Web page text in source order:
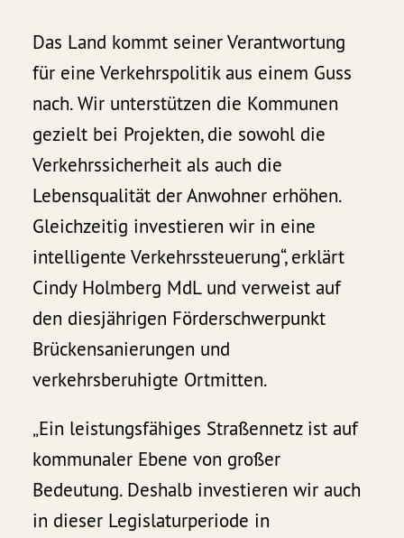
Das Land kommt seiner Verantwortung
für eine Verkehrspolitik aus einem Guss
nach. Wir unterstützen die Kommunen
gezielt bei Projekten, die sowohl die
Verkehrssicherheit als auch die
Lebensqualität der Anwohner erhöhen.
Gleichzeitig investieren wir in eine
intelligente Verkehrssteuerung“, erklärt
Cindy Holmberg MdL und verweist auf
den diesjährigen Förderschwerpunkt
Brückensanierungen und
verkehrsberuhigte Ortmitten.
„Ein leistungsfähiges Straßennetz ist auf
kommunaler Ebene von großer
Bedeutung. Deshalb investieren wir auch
in dieser Legislaturperiode in